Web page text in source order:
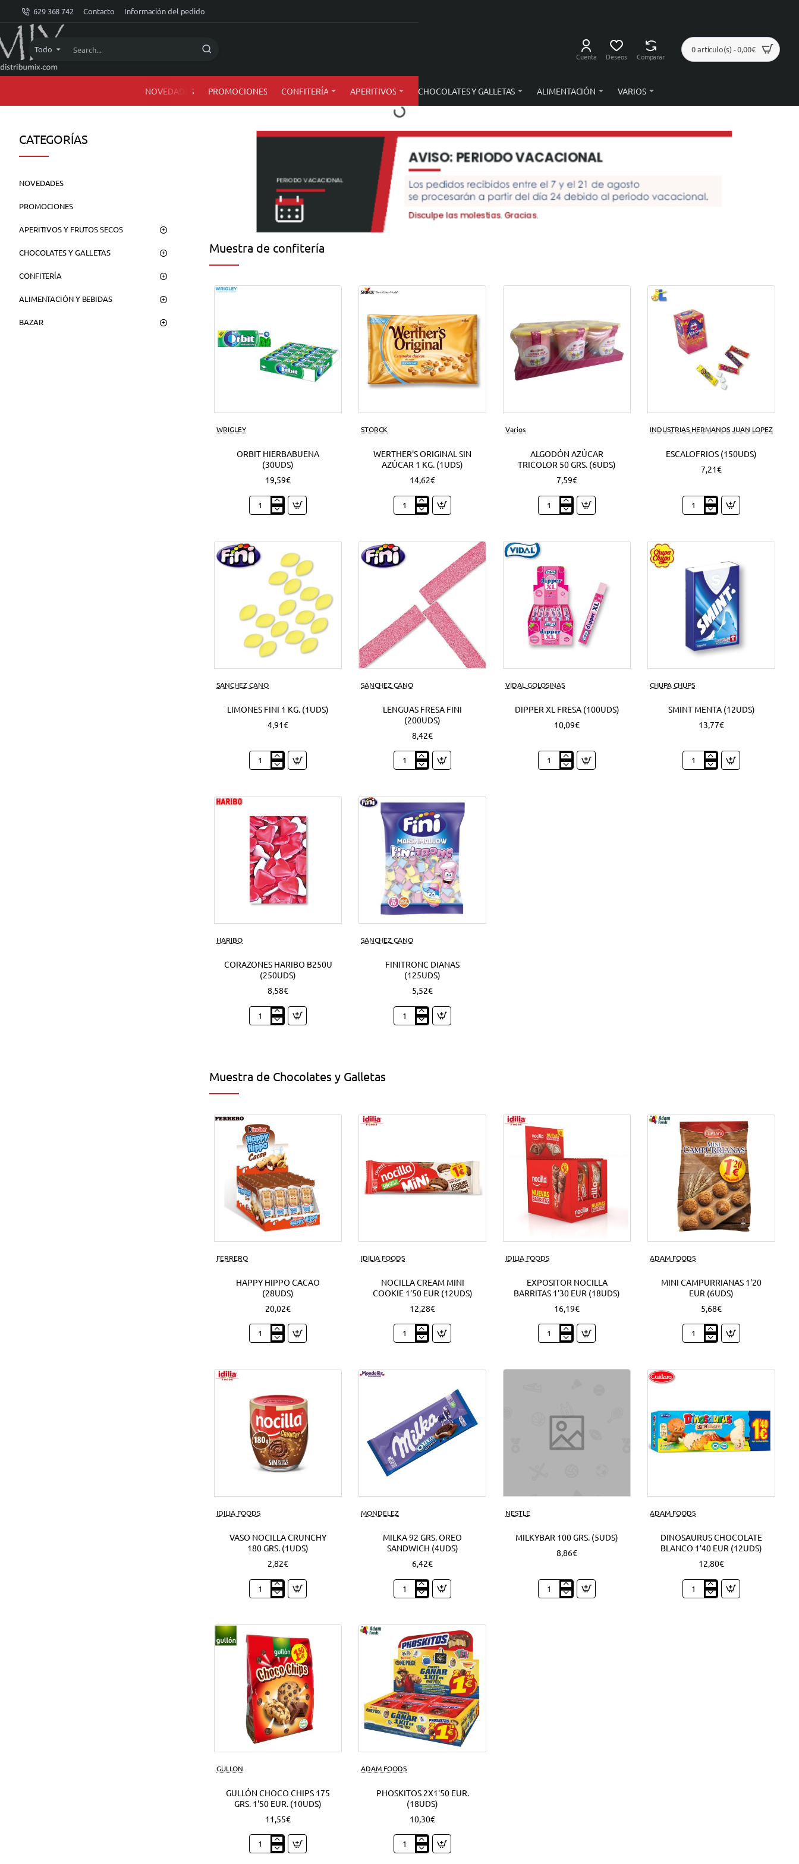
dMIX
Online
629 368 742 Contacto Información del pedido
Todo
Search... Cuenta Deseos Comparar
0 artículo(s) - 0,00€
NOVEDADES PROMOCIONES CONFITERÍA APERITIVOS CHOCOLATES Y GALLETAS ALIMENTACIÓN VARIOS
CATEGORÍAS
NOVEDADES
PROMOCIONES
APERITIVOS Y FRUTOS SECOS
CHOCOLATES Y GALLETAS
CONFITERÍA
ALIMENTACIÓN Y BEBIDAS
BAZAR
Muestra de confitería
WRIGLEY
ORBIT HIERBABUENA
(30UDS)
19,59€
Orbit
Hierbabuena
STORCK
WERTHER'S ORIGINAL SIN
AZÚCAR 1 KG. (1UDS)
14,62€
Werther's
Original
1
Kg.
(1Uds)
Varios
ALGODÓN AZÚCAR
TRICOLOR 50 GRS. (6UDS)
7,59€
Algodón
azúcar
Grs.
(6Uds)
INDUSTRIAS HERMANOS JUAN LOPEZ
ESCALOFRIOS (150UDS)
7,21€
Escalofrios
(150Uds)
SANCHEZ CANO
LIMONES FINI 1 KG. (1UDS)
4,91€
Limones
SANCHEZ CANO
LENGUAS FRESA FINI
(200UDS)
8,42€
Lenguas
VIDAL GOLOSINAS
DIPPER XL FRESA (100UDS)
10,09€
Dipper
CHUPA CHUPS
SMINT MENTA (12UDS)
13,77€
Smint
HARIBO
CORAZONES HARIBO B250U
(250UDS)
8,58€
Corazones
Haribo
SANCHEZ CANO
FINITRONC DIANAS
(125UDS)
5,52€
Finitronc
Dianas
Muestra de Chocolates y Galletas
FERRERO
HAPPY HIPPO CACAO
(28UDS)
20,02€
Happy
IDILIA FOODS
NOCILLA CREAM MINI
COOKIE 1'50 EUR (12UDS)
12,28€
Nocilla
IDILIA FOODS
EXPOSITOR NOCILLA
BARRITAS 1'30 EUR (18UDS)
16,19€
Expositor
ADAM FOODS
MINI CAMPURRIANAS 1'20
EUR (6UDS)
5,68€
Mini
IDILIA FOODS
VASO NOCILLA CRUNCHY
180 GRS. (1UDS)
2,82€
Vaso
Nocilla
(1Uds)
MONDELEZ
MILKA 92 GRS. OREO
SANDWICH (4UDS)
6,42€
Milka
92
(4Uds)
NESTLE
MILKYBAR 100 GRS. (5UDS)
8,86€
Milkybar
100
ADAM FOODS
DINOSAURUS CHOCOLATE
BLANCO 1'40 EUR (12UDS)
12,80€
Dinosaurus
Chocolate
GULLON
GULLÓN CHOCO CHIPS 175
GRS. 1'50 EUR. (10UDS)
11,55€
Gullón
ADAM FOODS
PHOSKITOS 2X1'50 EUR.
(18UDS)
10,30€
Phoskitos